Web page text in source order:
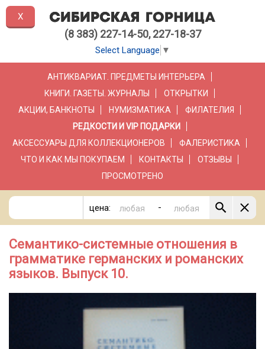
(8 383) 227-14-50, 227-18-37
Select Language ▼
АНТИКВАРИАТ. ПРЕДМЕТЫ ИНТЕРЬЕРА
КНИГИ. ГАЗЕТЫ. ЖУРНАЛЫ
ОТКРЫТКИ
АКЦИИ, БАНКНОТЫ
НУМИЗМАТИКА
ФИЛАТЕЛИЯ
РЕДКОСТИ И VIP ПОДАРКИ
АКСЕССУАРЫ ДЛЯ КОЛЛЕКЦИОНЕРОВ
ФАЛЕРИСТИКА
ЧТО И КАК МЫ ПОКУПАЕМ
КОНТАКТЫ
ОТЗЫВЫ
ПРОСМОТРЕНО
цена: -
Семантико-системные отношения в
грамматике германских и романских
языков. Выпуск 10.
X